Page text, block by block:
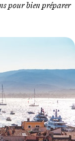
pour bien préparer